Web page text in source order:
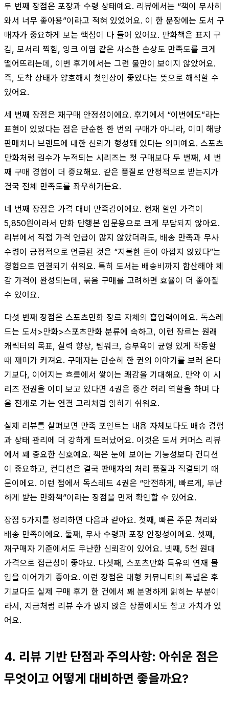
두 번째 장점은 포장과 수령 상태예요. 리뷰에서는 “책이 무사히
와서 너무 좋아용”이라고 적혀 있었어요. 이 한 문장에는 도서 구
매자가 중요하게 보는 핵심이 다 들어 있어요. 만화책은 표지 구
김, 모서리 찍힘, 잉크 이염 같은 사소한 손상도 만족도를 크게
떨어뜨리는데, 이번 후기에서는 그런 불만이 보이지 않았어요.
즉, 도착 상태가 양호해서 첫인상이 좋았다는 뜻으로 해석할 수
있어요.
세 번째 장점은 재구매 안정성이에요. 후기에서 “이번에도”라는
표현이 있었다는 점은 단순한 한 번의 구매가 아니라, 이미 해당
판매처나 브랜드에 대한 신뢰가 형성돼 있다는 의미예요. 스포츠
만화처럼 권수가 누적되는 시리즈는 첫 구매보다 두 번째, 세 번
째 구매 경험이 더 중요해요. 같은 품질로 안정적으로 받는지가
결국 전체 만족도를 좌우하거든요.
네 번째 장점은 가격 대비 만족감이에요. 현재 할인 가격이
5,850원이라서 만화 단행본 입문용으로 크게 부담되지 않아요.
리뷰에서 직접 가격 언급이 많지 않았더라도, 배송 만족과 무사
수령이 긍정적으로 언급된 것은 “지불한 돈이 아깝지 않았다”는
경험으로 연결되기 쉬워요. 특히 도서는 배송비까지 합산해야 체
감 가격이 완성되는데, 묶음 구매를 고려하면 효율이 더 좋아질
수 있어요.
다섯 번째 장점은 스포츠만화 장르 자체의 흡입력이에요. 독스레
드는 도서>만화>스포츠만화 분류에 속하고, 이런 장르는 원래
캐릭터의 목표, 실력 향상, 팀워크, 승부욕이 균형 있게 작동할
때 재미가 커져요. 구매자는 단순히 한 권의 이야기를 보러 온다
기보다, 이어지는 흐름에서 쌓이는 쾌감을 기대해요. 만약 이 시
리즈 전권을 이미 보고 있다면 4권은 중간 허리 역할을 하며 다
음 전개로 가는 연결 고리처럼 읽히기 쉬워요.
실제 리뷰를 살펴보면 만족 포인트는 내용 자체보다도 배송 경험
과 상태 관리에 더 강하게 드러났어요. 이것은 도서 커머스 리뷰
에서 꽤 중요한 신호예요. 책은 눈에 보이는 기능성보다 컨디션
이 중요하고, 컨디션은 결국 판매자의 처리 품질과 직결되기 때
문이에요. 이런 점에서 독스레드 4권은 “안전하게, 빠르게, 무난
하게 받는 만화책”이라는 장점을 먼저 확인할 수 있어요.
장점 5가지를 정리하면 다음과 같아요. 첫째, 빠른 주문 처리와
배송 만족이에요. 둘째, 무사 수령과 포장 안정성이에요. 셋째,
재구매자 기준에서도 무난한 신뢰감이 있어요. 넷째, 5천 원대
가격으로 접근성이 좋아요. 다섯째, 스포츠만화 특유의 연재 몰
입을 이어가기 좋아요. 이런 장점은 대형 커뮤니티의 폭넓은 후
기보다도 실제 구매 후기 한 건에서 꽤 분명하게 읽히는 부분이
라서, 지금처럼 리뷰 수가 많지 않은 상품에서도 참고 가치가 있
어요.
4. 리뷰 기반 단점과 주의사항: 아쉬운 점은
무엇이고 어떻게 대비하면 좋을까요?